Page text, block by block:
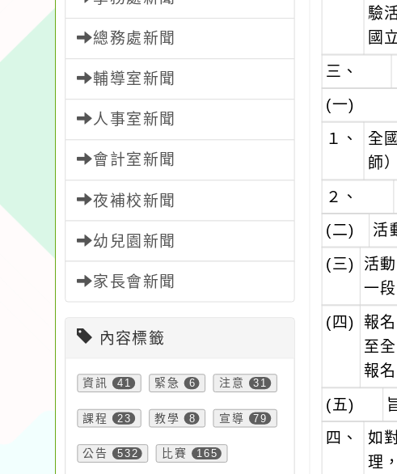
總務處新聞
輔導室新聞
人事室新聞
會計室新聞
夜補校新聞
幼兒園新聞
家長會新聞
內容標籤
資訊 41 緊急 6 注意 31
課程 23 教學 8 宣導 79
公告 532 比賽 165
驗
國
三、
(一)
１、
全
師
２、
(二)
活
(三)
活
一
(四)
報
至
報名
(五)
四、
如
理